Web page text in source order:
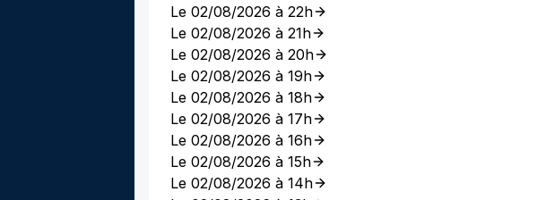
Le 02/08/2026 à 22h
Le 02/08/2026 à 21h
Le 02/08/2026 à 20h
Le 02/08/2026 à 19h
Le 02/08/2026 à 18h
Le 02/08/2026 à 17h
Le 02/08/2026 à 16h
Le 02/08/2026 à 15h
Le 02/08/2026 à 14h